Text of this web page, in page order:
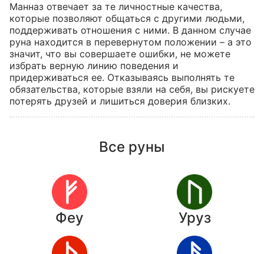
Манназ отвечает за те личностные качества,
которые позволяют общаться с другими людьми,
поддерживать отношения с ними. В данном случае
руна находится в перевернутом положении – а это
значит, что вы совершаете ошибки, не можете
избрать верную линию поведения и
придерживаться ее. Отказываясь выполнять те
обязательства, которые взяли на себя, вы рискуете
потерять друзей и лишиться доверия близких.
Все руны
Феу Уруз